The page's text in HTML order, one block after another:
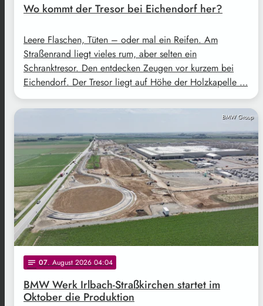
Wo kommt der Tresor bei Eichendorf her?
Leere Flaschen, Tüten – oder mal ein Reifen. Am
Straßenrand liegt vieles rum, aber selten ein
Schranktresor. Den entdecken Zeugen vor kurzem bei
Eichendorf. Der Tresor liegt auf Höhe der Holzkapelle …
BMW Group
notes 07. August 2026 04:04
BMW Werk Irlbach-Straßkirchen startet im
Oktober die Produktion